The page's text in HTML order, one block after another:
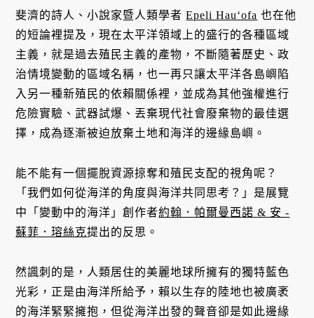
斐濟的詩人、小說家暨人類學者Epeli Hauʻofa 也在他
的短論裡提及，現在太平洋領域上的盛行的各種區域
主義，就是過去殖民主義的產物，不斷隨著歷史、政
治情境變動的區域名稱，也一再只讓太平洋各島嶼陷
入另一種新殖民的依賴關係裡，並成為其他強權進行
危險實驗、武器試爆、丟棄現代社會廢棄物的最佳選
擇，成為逐漸被迫放棄土地和海洋的邊緣島嶼。
能不能有一個擺脫資源掠奪和殖民支配的視角呢？
「我們如何從海洋的角度與海洋共同思考？」是展覽
中「變動中的海洋」創作者約翰．帕爾曼西諾 & 安 -
蘇菲．瑢絲克提出的反思。
然諷刺的是，人類居住的美麗地球所擁有的獨特藍色
光彩，正是由海洋所給予，賴以生存的陸地也被廣袤
的海洋緊緊擁抱，但從海洋出發的聲音卻是如此邊緣